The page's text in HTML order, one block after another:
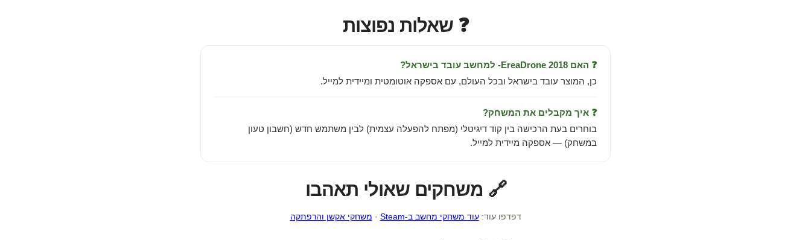
❓ שאלות נפוצות
❓ האם EreaDrone 2018- למחשב עובד בישראל?
כן, המוצר עובד בישראל ובכל העולם, עם אספקה אוטומטית ומיידית למייל.
❓ איך מקבלים את המשחק?
בוחרים בעת הרכישה בין קוד דיגיטלי (מפתח להפעלה עצמית) לבין משתמש חדש (חשבון טעון
במשחק) — אספקה מיידית למייל.
🔗 משחקים שאולי תאהבו
דפדפו עוד:עוד משחקי מחשב ב-Steam · משחקי אקשן והרפתקה